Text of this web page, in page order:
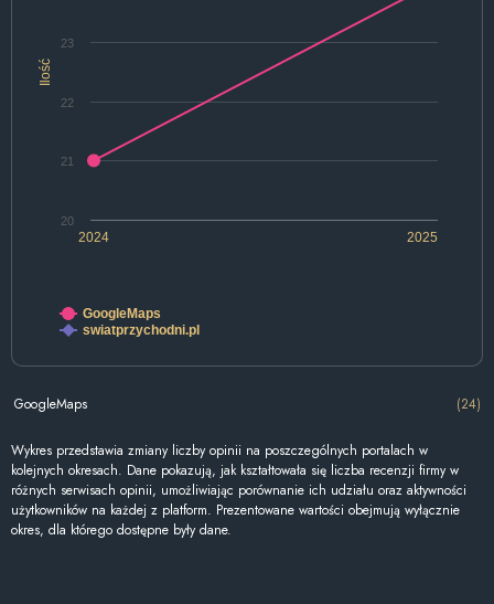
Ilość
2024 2025
20
21
22
23
GoogleMaps
swiatprzychodni.pl
GoogleMaps (24)
Wykres przedstawia zmiany liczby opinii na poszczególnych portalach w
kolejnych okresach. Dane pokazują, jak kształtowała się liczba recenzji firmy w
różnych serwisach opinii, umożliwiając porównanie ich udziału oraz aktywności
użytkowników na każdej z platform. Prezentowane wartości obejmują wyłącznie
okres, dla którego dostępne były dane.